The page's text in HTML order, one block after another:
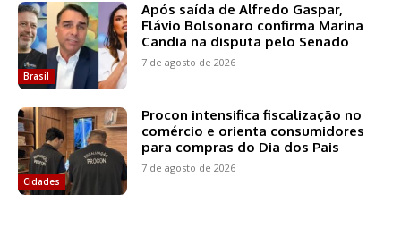
Brasil
Após saída de Alfredo Gaspar,
Flávio Bolsonaro confirma Marina
Candia na disputa pelo Senado
7 de agosto de 2026
Cidades
Procon intensifica fiscalização no
comércio e orienta consumidores
para compras do Dia dos Pais
7 de agosto de 2026